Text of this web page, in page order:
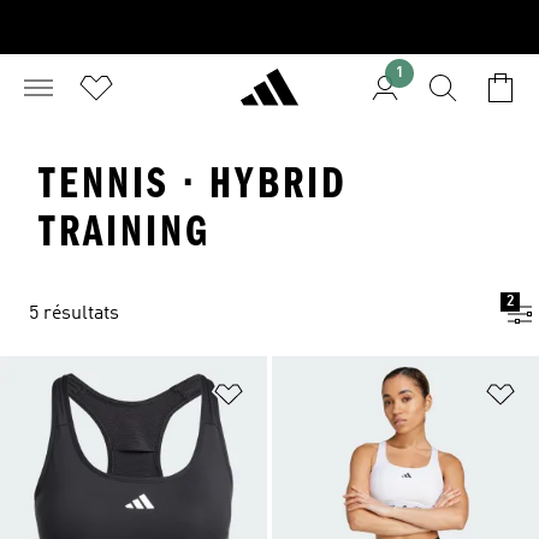
1
TENNIS · HYBRID
TRAINING
5 résultats
2
Ajouter à la Liste de produits